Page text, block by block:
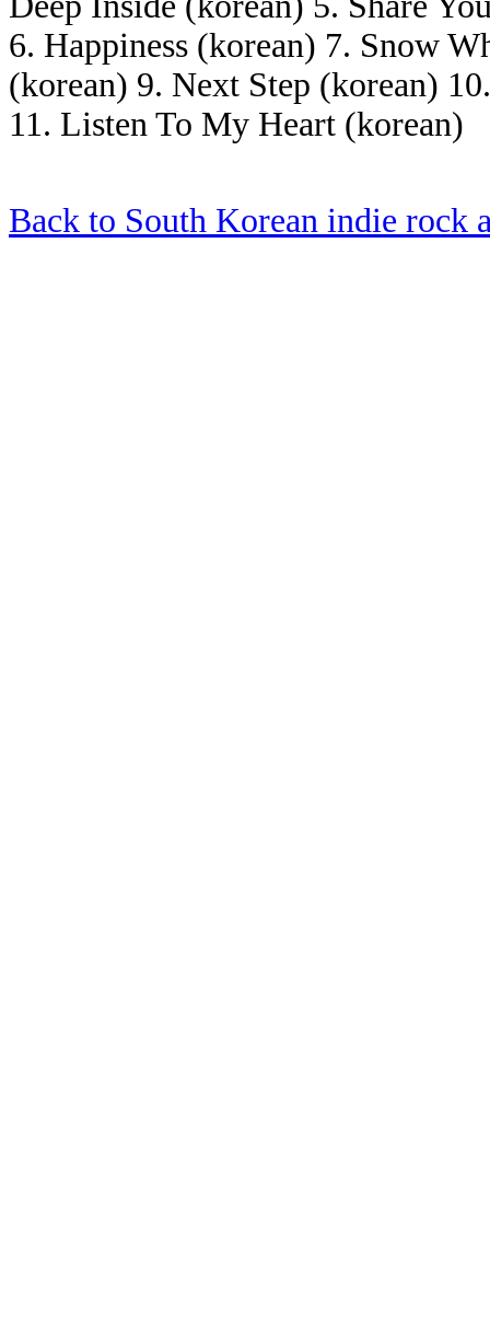
6. Happiness (korean) 7. Snow
(korean) 9. Next Step (korean)
11. Listen To My Heart (korean)
Back to South Korean indie rock